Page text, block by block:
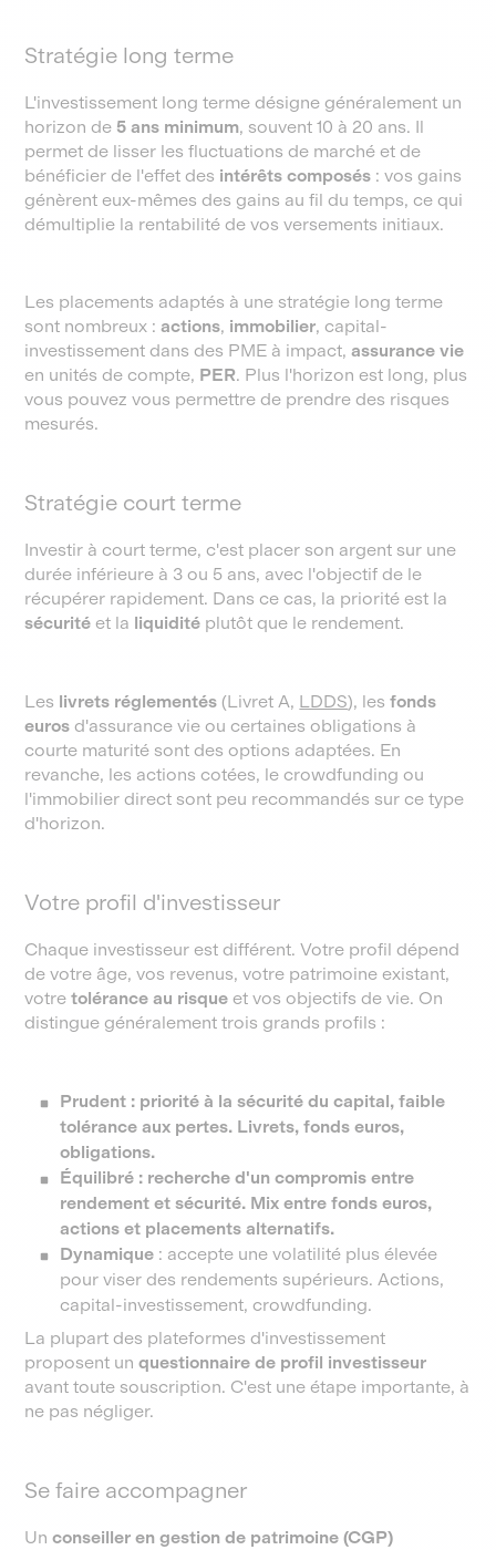
Stratégie long terme
L'investissement long terme désigne généralement un
horizon de 5 ans minimum, souvent 10 à 20 ans. Il
permet de lisser les fluctuations de marché et de
bénéficier de l'effet des intérêts composés : vos gains
génèrent eux-mêmes des gains au fil du temps, ce qui
démultiplie la rentabilité de vos versements initiaux.
Les placements adaptés à une stratégie long terme
sont nombreux :actions, immobilier, capital-
investissement dans des PME à impact,assurance vie
en unités de compte, PER. Plus l'horizon est long, plus
vous pouvez vous permettre de prendre des risques
mesurés.
Stratégie court terme
Investir à court terme, c'est placer son argent sur une
durée inférieure à 3 ou 5 ans, avec l'objectif de le
récupérer rapidement. Dans ce cas, la priorité est la
sécurité et la liquidité plutôt que le rendement.
Les livrets réglementés (Livret A, LDDS), lesfonds
euros d'assurance vie ou certaines obligations à
courte maturité sont des options adaptées. En
revanche, les actions cotées, le crowdfunding ou
l'immobilier direct sont peu recommandés sur ce type
d'horizon.
Votre profil d'investisseur
Chaque investisseur est différent. Votre profil dépend
de votre âge, vos revenus, votre patrimoine existant,
votretolérance au risque et vos objectifs de vie. On
distingue généralement trois grands profils :
Prudent : priorité à la sécurité du capital, faible
tolérance aux pertes. Livrets, fonds euros,
obligations.
Équilibré : recherche d'un compromis entre
rendement et sécurité. Mix entre fonds euros,
actions et placements alternatifs.
Dynamique : accepte une volatilité plus élevée
pour viser des rendements supérieurs. Actions,
capital-investissement, crowdfunding.
La plupart des plateformes d'investissement
proposent unquestionnaire de profil investisseur
avant toute souscription. C'est une étape importante, à
ne pas négliger.
Se faire accompagner
Unconseiller en gestion de patrimoine (CGP)